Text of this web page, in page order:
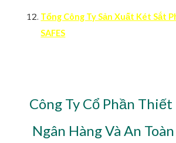
Tổng Công Ty Sản Xuất Két Sắt
SAFES
Công Ty Cổ Phần
Ngân Hàng Và An